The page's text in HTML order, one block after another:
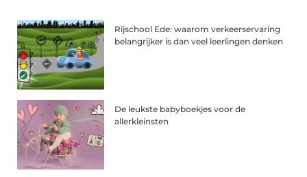
Rijschool Ede: waarom verkeerservaring
belangrijker is dan veel leerlingen denken
De leukste babyboekjes voor de
allerkleinsten